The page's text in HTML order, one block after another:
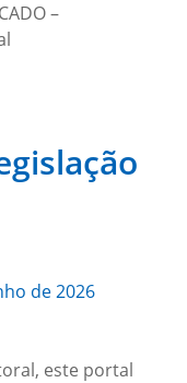
–
de 2026
este portal